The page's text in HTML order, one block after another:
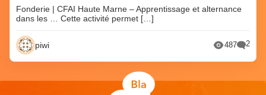
Fonderie | CFAI Haute Marne – Apprentissage et alternance
dans les … Cette activité permet […]
piwi 487 2